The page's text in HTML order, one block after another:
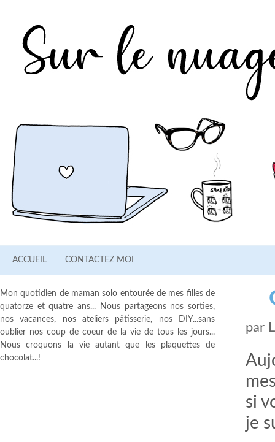
ACCUEIL CONTACTEZ MOI
par
si
je
Mon quotidien de maman solo entourée de mes filles de
quatorze et quatre ans... Nous partageons nos sorties,
nos vacances, nos ateliers pâtisserie, nos DIY...sans
oublier nos coup de coeur de la vie de tous les jours...
Nous croquons la vie autant que les plaquettes de
chocolat...!